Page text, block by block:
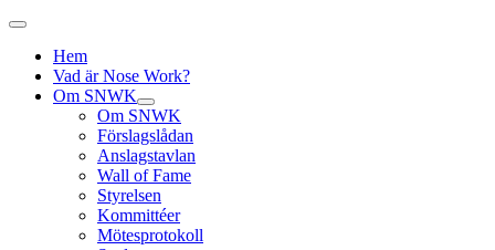
Hem
Vad är Nose Work?
Om SNWK
Om SNWK
Förslagslådan
Anslagstavlan
Wall of Fame
Styrelsen
Kommittéer
Mötesprotokoll